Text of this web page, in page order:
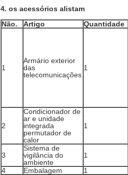
4. os acessórios alistam
Não.
Artigo Quantidade
1
Armário exterior
das
telecomunicações
1
2
Condicionador de
ar e unidade
integrada
permutador de
calor
1
3
Sistema de
vigilância do
ambiente
1
4
Embalagem 1